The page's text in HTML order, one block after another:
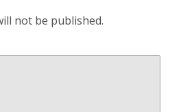
not be published.